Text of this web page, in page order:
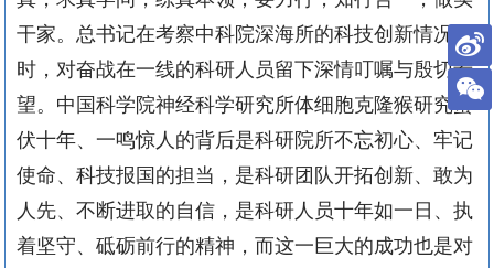
干家。总书记在考察中科院深海所的科技创新情况
时，对奋战在一线的科研人员留下深情叮嘱与殷切希
望。中国科学院神经科学研究所体细胞克隆猴研究蛰
伏十年、一鸣惊人的背后是科研院所不忘初心、牢记
使命、科技报国的担当，是科研团队开拓创新、敢为
人先、不断进取的自信，是科研人员十年如一日、执
着坚守、砥砺前行的精神，而这一巨大的成功也是对